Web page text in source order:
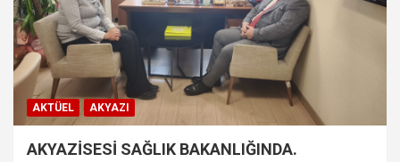
AKTÜEL AKYAZI
AKYAZİSESİ SAĞLIK BAKANLIĞINDA.